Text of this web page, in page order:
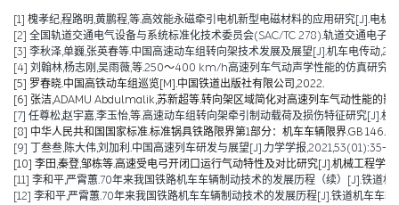
[1] 槐孝纪,程路明,黄鹏程,等.高效能永磁牵引电机新型电磁材料的应用研究[J].电
[2] 全国轨道交通电气设备与系统标准化技术委员会(SAC/TC 278).轨道交通电
[3] 李秋泽,单巍,张英春等.中国高速动车组转向架技术发展及展望[J].机车电传动
[4] 刘翰林,杨志刚,吴雨薇,等.250～400 km/h高速列车气动声学性能的仿真研究
[5] 罗春晓.中国高铁动车组巡览[M].中国铁道出版社有限公司,2022.
[6] 张洁,ADAMU Abdulmalik,苏新超等.转向架区域简化对高速列车气动性能的
[7] 任尊松,赵宇嘉,李玉怡,等.高速动车组转向架牵引制动载荷及损伤特征研究[J].机
[8] 中华人民共和国国家标准.标准锅具铁路限界第1部分：机车车辆限界.GB
[9] 丁叁叁,陈大伟,刘加利.中国高速列车研发与展望[J].力学学报,2021,53(01):35-
[10] 李田,秦登,邹栋等.高速受电弓开闭口运行气动特性及对比研究[J].机械工程学
[11] 李和平,严霄蕙.70年来我国铁路机车车辆制动技术的发展历程（续）[J].铁道
[12] 李和平,严霄蕙.70年来我国铁路机车车辆制动技术的发展历程[J].铁道机车车